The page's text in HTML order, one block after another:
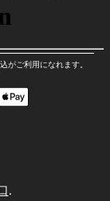
がご利用になれます。
.